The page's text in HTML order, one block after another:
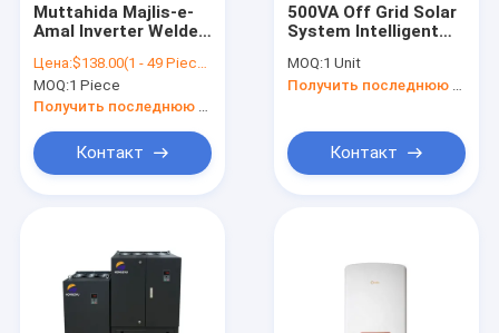
продукты
О Компании
Muttahida Majlis-e-
Amal Inverter Welder
Muttahida Majlis-e-
Amal Manual Welding
Machine Metal Arc
Welder
Цена:$138.00(1 - 49 Pieces) $117.00(>=50 Pieces)
MOQ:1 Piece
Получить последнюю цену
Контакт
500VA Off Grid Solar
System Intelligent
Inverter For Solar PV
Power System
MOQ:1 Unit
Контакт